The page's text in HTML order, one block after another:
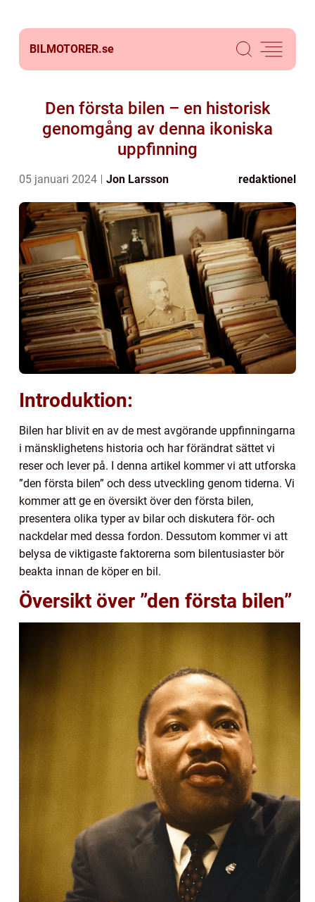
BILMOTORER.se
Den första bilen – en historisk
genomgång av denna ikoniska
uppfinning
05 januari 2024 Jon Larsson redaktionel
Introduktion:
Bilen har blivit en av de mest avgörande uppfinningarna
i mänsklighetens historia och har förändrat sättet vi
reser och lever på. I denna artikel kommer vi att utforska
”den första bilen” och dess utveckling genom tiderna. Vi
kommer att ge en översikt över den första bilen,
presentera olika typer av bilar och diskutera för- och
nackdelar med dessa fordon. Dessutom kommer vi att
belysa de viktigaste faktorerna som bilentusiaster bör
beakta innan de köper en bil.
Översikt över ”den första bilen”